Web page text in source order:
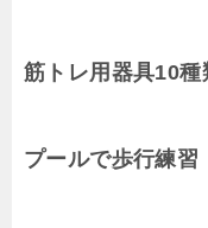
筋トレ用器具10
プールで歩行練習